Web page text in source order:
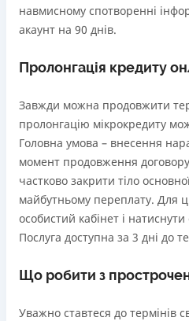
навмисному спотворенні
акаунт на 90 днів.
Пролонгація кредиту
Завжди можна продовжити
пролонгацію мікрокредиту
Головна умова – внесення
момент продовження
частково закрити тіло
майбутньому переплату. Для
особистий кабінет і
Послуга доступна за 3 дні до
Що робити з
Уважно ставтеся до термінів